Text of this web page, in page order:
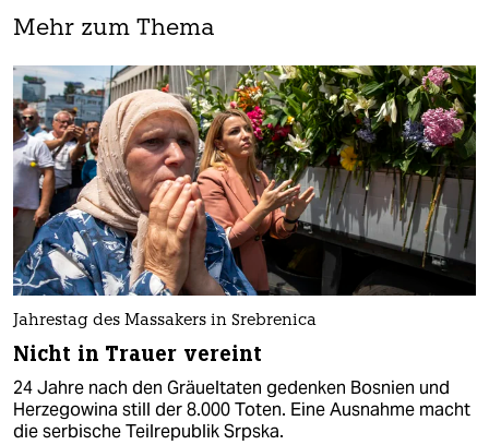
Mehr zum Thema
Jahrestag des Massakers in Srebrenica
Nicht in Trauer vereint
24 Jahre nach den Gräueltaten gedenken Bosnien und
Herzegowina still der 8.000 Toten. Eine Ausnahme macht
die serbische Teilrepublik Srpska.